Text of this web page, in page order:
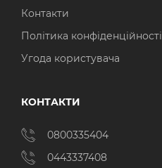
Контакти
Політика конфіденційності
Угода користувача
КОНТАКТИ
0800335404
0443337408